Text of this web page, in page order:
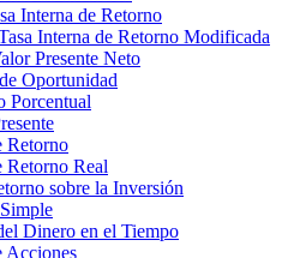
Interna de Retorno
Interna de Retorno Modificada
Presente Neto
Oportunidad
Porcentual
Retorno
Retorno Real
sobre la Inversión
Dinero en el Tiempo
Acciones